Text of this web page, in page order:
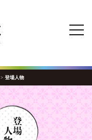
> 登場人物